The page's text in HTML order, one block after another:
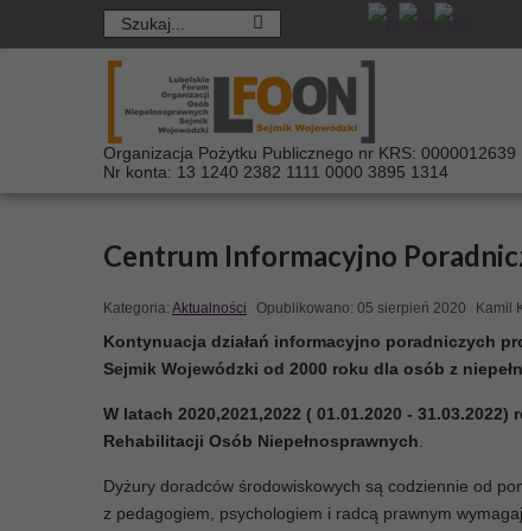
Organizacja Pożytku Publicznego nr KRS: 0000012639
Nr konta: 13 1240 2382 1111 0000 3895 1314
Centrum Informacyjno
Kategoria: Aktualności Opublikowano: 05 sierpień 2020 Kamil
Kontynuacja działań informacyjno poradniczych
Sejmik Wojewódzki od 2000 roku dla osób z
W latach 2020,2021,2022 ( 01.01.2020 -
Rehabilitacji Osób Niepełnosprawnych.
Dyżury doradców środowiskowych są codziennie od
z pedagogiem, psychologiem i radcą prawnym